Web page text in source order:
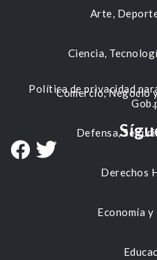
Arte,
Ciencia,
Comercio, Negocio
Defensa,
Derechos
Economía y
Política de privacidad